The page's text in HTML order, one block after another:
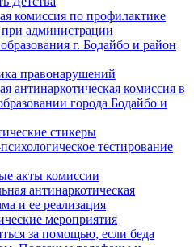
комиссия по профилактике
администрации
г. Бодайбо и район
правонарушений
антинаркотическая комиссия в
города Бодайбо и
стикеры
тестирование
акты комиссии
антинаркотическая
и ее реализация
мероприятия
за помощью, если беда